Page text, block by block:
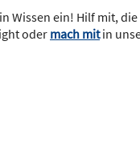
Wissen ein! Hilf mit,
oder mach mitin